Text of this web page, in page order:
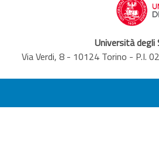
Università degli
Via Verdi, 8 - 10124 Torino - P.I.